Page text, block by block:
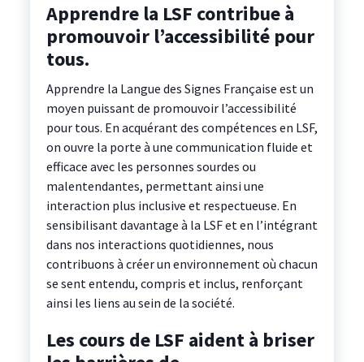
Apprendre la LSF contribue à
promouvoir l’accessibilité pour
tous.
Apprendre la Langue des Signes Française est un
moyen puissant de promouvoir l’accessibilité
pour tous. En acquérant des compétences en LSF,
on ouvre la porte à une communication fluide et
efficace avec les personnes sourdes ou
malentendantes, permettant ainsi une
interaction plus inclusive et respectueuse. En
sensibilisant davantage à la LSF et en l’intégrant
dans nos interactions quotidiennes, nous
contribuons à créer un environnement où chacun
se sent entendu, compris et inclus, renforçant
ainsi les liens au sein de la société.
Les cours de LSF aident à briser